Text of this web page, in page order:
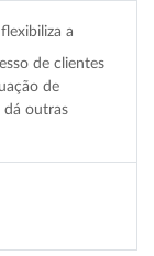
a
de clientes
de
dá outras